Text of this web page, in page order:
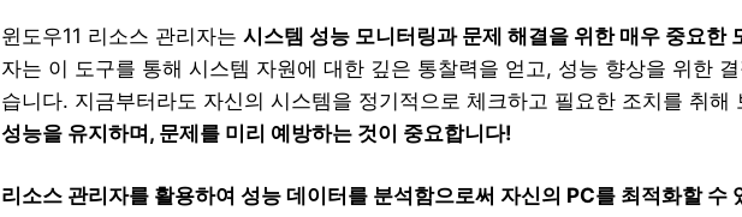
윈도우11 리소스 관리자는 시스템 성능 모니터링과 문제 해결을 위한 매우 중요한
자는 이 도구를 통해 시스템 자원에 대한 깊은 통찰력을 얻고, 성능 향상을 위한
습니다. 지금부터라도 자신의 시스템을 정기적으로 체크하고 필요한 조치를 취해
성능을 유지하며, 문제를 미리 예방하는 것이 중요합니다!
리소스 관리자를 활용하여 성능 데이터를 분석함으로써 자신의 PC를 최적화할 수